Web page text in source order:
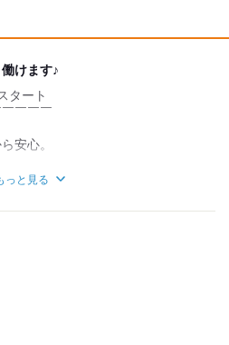
けます♪
タート
￣￣￣
安心。
◎
す♪
￣
っと見る